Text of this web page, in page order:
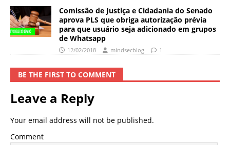
Comissão de Justiça e Cidadania do Senado
aprova PLS que obriga autorização prévia
para que usuário seja adicionado em grupos
de Whatsapp
12/02/2018 mindsecblog 1
BE THE FIRST TO COMMENT
Leave a Reply
Your email address will not be published.
Comment